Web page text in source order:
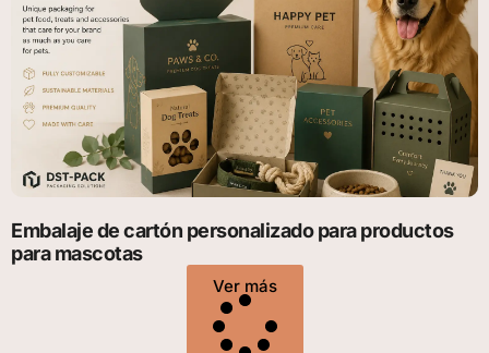
Embalaje de cartón personalizado para productos
para mascotas
Ver más